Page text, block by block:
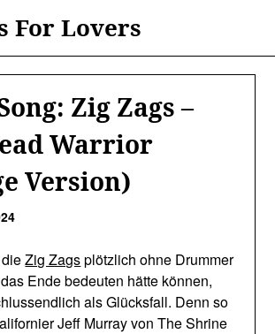
For Lovers
Zig Zags –
Warrior
Version)
dieZig Zagsplötzlich ohne Drummer
Ende bedeuten hätte können,
als Glücksfall. Denn so
Jeff Murray von The Shrine